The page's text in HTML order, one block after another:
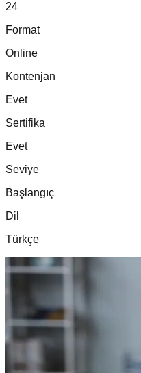
24
Format
Online
Kontenjan
Evet
Sertifika
Evet
Seviye
Başlangıç
Dil
Türkçe